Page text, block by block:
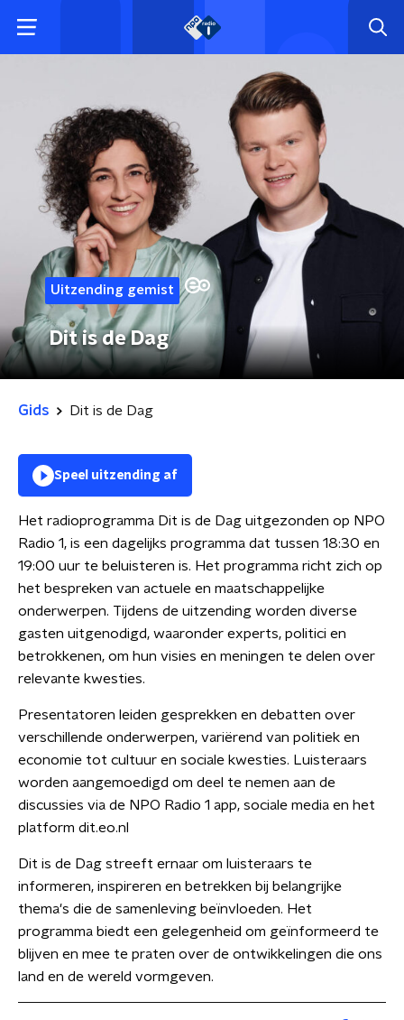
Uitzending gemist
Dit is de Dag
Gids Dit is de Dag
Speel uitzending af
Het radioprogramma Dit is de Dag uitgezonden op NPO
Radio 1, is een dagelijks programma dat tussen 18:30 en
19:00 uur te beluisteren is. Het programma richt zich op
het bespreken van actuele en maatschappelijke
onderwerpen. Tijdens de uitzending worden diverse
gasten uitgenodigd, waaronder experts, politici en
betrokkenen, om hun visies en meningen te delen over
relevante kwesties.
Presentatoren leiden gesprekken en debatten over
verschillende onderwerpen, variërend van politiek en
economie tot cultuur en sociale kwesties. Luisteraars
worden aangemoedigd om deel te nemen aan de
discussies via de NPO Radio 1 app, sociale media en het
platform dit.eo.nl
Dit is de Dag streeft ernaar om luisteraars te
informeren, inspireren en betrekken bij belangrijke
thema's die de samenleving beïnvloeden. Het
programma biedt een gelegenheid om geïnformeerd te
blijven en mee te praten over de ontwikkelingen die ons
land en de wereld vormgeven.